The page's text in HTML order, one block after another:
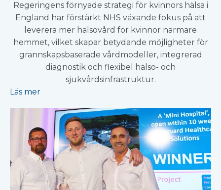
Regeringens förnyade strategi för kvinnors hälsa i
England har förstärkt NHS växande fokus på att
leverera mer hälsovård för kvinnor närmare
hemmet, vilket skapar betydande möjligheter för
grannskapsbaserade vårdmodeller, integrerad
diagnostik och flexibel hälso- och
sjukvårdsinfrastruktur.
Läs mer